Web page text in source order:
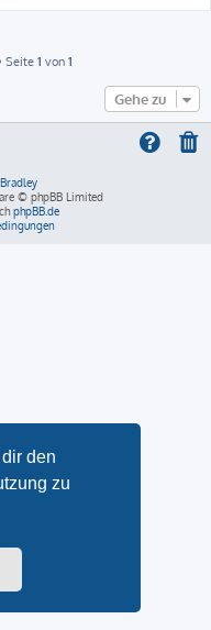
den
zu
Seite 1 von 1
Gehe zu
© phpBB Limited
phpBB.de